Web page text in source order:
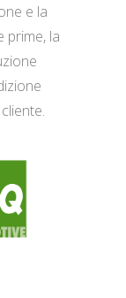
e la
prime, la